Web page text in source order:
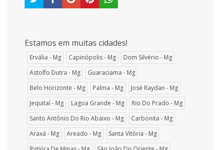
Estamos em muitas cidades!
Ervália - Mg Capinópolis - Mg
Dom Silvério - Mg
Astolfo Dutra - Mg
Guaraciama - Mg
Belo Horizonte - Mg
Palma - Mg
José Raydan - Mg
Jequitaí - Mg
Lagoa Grande - Mg
Rio Do Prado - Mg
Santo Antônio Do Rio Abaixo - Mg
Carbonita - Mg
Araxá - Mg
Areado - Mg
Santa Vitória - Mg